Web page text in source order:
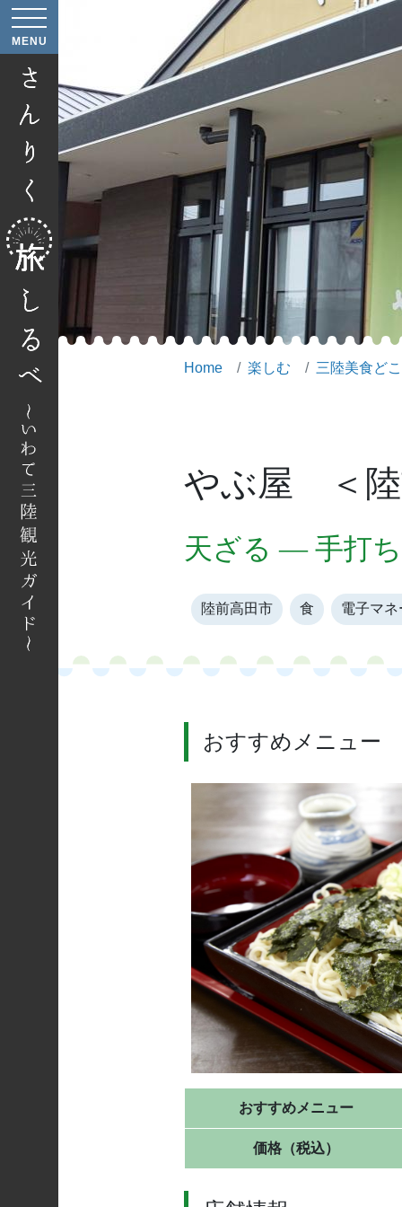
MENU
Home 楽しむ 三陸美食ど
やぶ屋 ＜陸
天ざる — 手打
陸前高田市 食 電子マネ
おすすめメニュー
おすすめメニュー
価格（税込）